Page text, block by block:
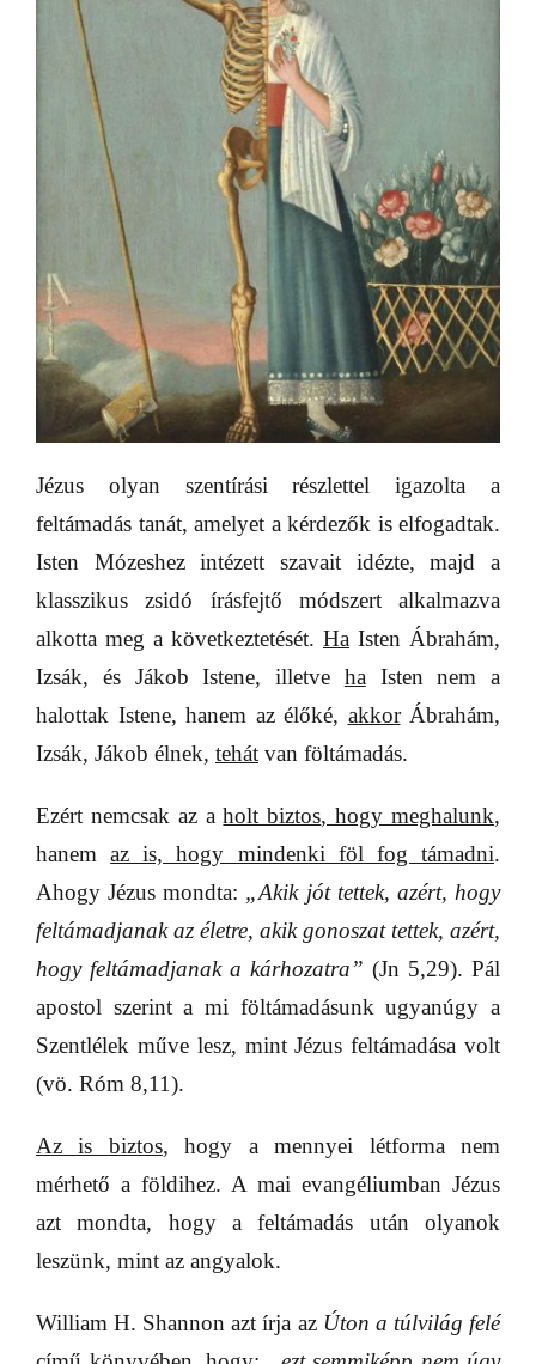
Jézus olyan szentírási részlettel igazolta a
feltámadás tanát, amelyet a kérdezők is elfogadtak.
Isten Mózeshez intézett szavait idézte, majd a
klasszikus zsidó írásfejtő módszert alkalmazva
alkotta meg a következtetését. Ha Isten Ábrahám,
Izsák, és Jákob Istene, illetve ha Isten nem a
halottak Istene, hanem az élőké, akkorÁbrahám,
Izsák, Jákob élnek, tehát van föltámadás.
Ezért nemcsak az aholt biztos, hogy meghalunk,
hanemaz is, hogy mindenki föl fog támadni.
Ahogy Jézus mondta: „Akik jót tettek, azért, hogy
feltámadjanak az életre, akik gonoszat tettek, azért,
hogy feltámadjanak a kárhozatra” (Jn 5,29). Pál
apostol szerint a mi föltámadásunk ugyanúgy a
Szentlélek műve lesz, mint Jézus feltámadása volt
(vö. Róm 8,11).
Az is biztos, hogy a mennyei létforma nem
mérhető a földihez. A mai evangéliumban Jézus
azt mondta, hogy a feltámadás után olyanok
leszünk, mint az angyalok.
William H. Shannon azt írja az Úton a túlvilág felé